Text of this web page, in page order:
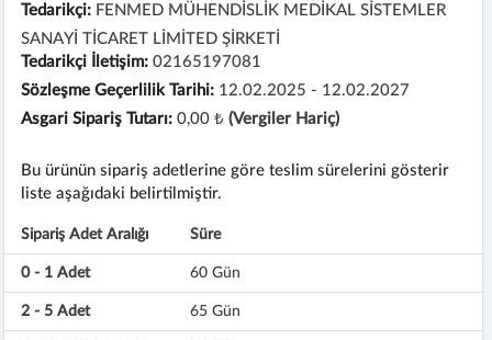
Tedarikçi: FENMED MÜHENDİSLİK MEDİKAL SİSTEMLER
SANAYİ TİCARET LİMİTED ŞİRKETİ
Tedarikçi İletişim: 02165197081
Sözleşme Geçerlilik Tarihi: 12.02.2025 - 12.02.2027
Asgari Sipariş Tutarı: 0,00 ₺(Vergiler Hariç)
Bu ürünün sipariş adetlerine göre teslim sürelerini gösterir
liste aşağıdaki belirtilmiştir.
Sipariş Adet Aralığı Süre
0 - 1 Adet 60 Gün
2 - 5 Adet 65 Gün